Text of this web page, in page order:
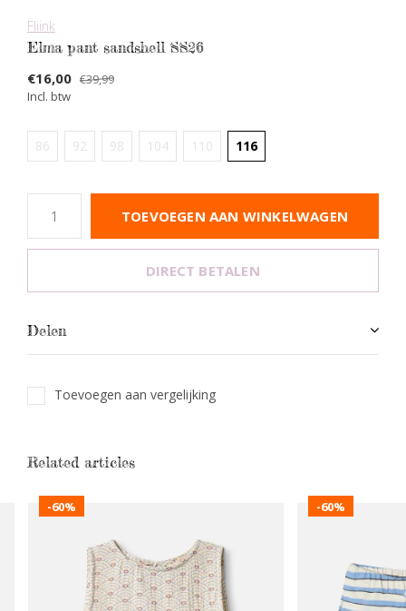
Fliink
Elma pant sandshell SS26
€16,00 €39,99
Incl. btw
86 92 98 104 110 116
TOEVOEGEN AAN WINKELWAGEN
DIRECT BETALEN
Delen
Toevoegen aan vergelijking
Related articles
-60% -60%